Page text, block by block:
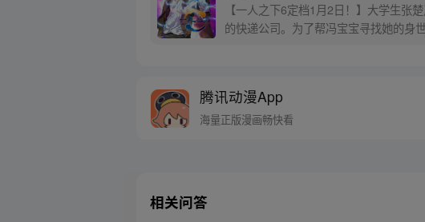
【一人之下6定档1月2日！】大学生张
的快递公司。为了帮冯宝宝寻找她的身
腾讯动漫App
海量正版漫画畅快看
相关问答